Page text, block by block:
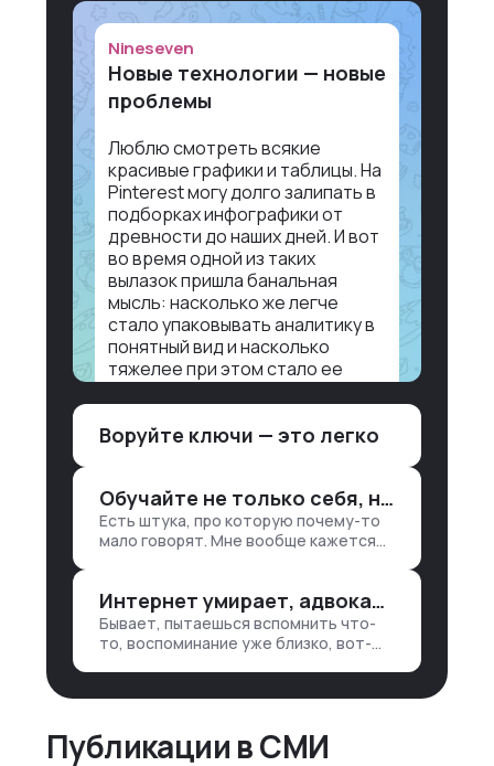
Nineseven
Новые технологии — новые
проблемы
Люблю смотреть всякие
красивые графики и таблицы. На
Pinterest могу долго залипать в
подборках инфографики от
древности до наших дней. И вот
во время одной из таких
вылазок пришла банальная
мысль: насколько же легче
стало упаковывать аналитику в
понятный вид и насколько
тяжелее при этом стало ее
Объясню в разрезе нашей
лет 15 назад, нужно было:
1. Собирать данные в одну базу и
разгребать их оттуда вручную:
проекту — все ручками
Воруйте ключи — это легко
Обучайте не только себя, но и клиентов
Есть штука, про которую почему-то
мало говорят. Мне вообще кажется
стороны. Ты что-то хватаешь у
клиента: е…
Интернет умирает, адвокаты и судьи в растерянности, а я хочу песню
Бывает, пытаешься вспомнить что-
то, воспоминание уже близко, вот-
днями. А то и неделями, если сильно
Публикации в СМИ